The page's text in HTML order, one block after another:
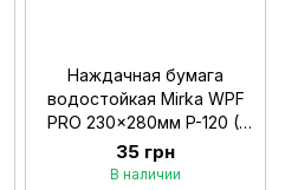
Наждачная бумага
водостойкая Mirka WPF
PRO 230x280мм P-120 (1
шт.)
35 грн
В наличии